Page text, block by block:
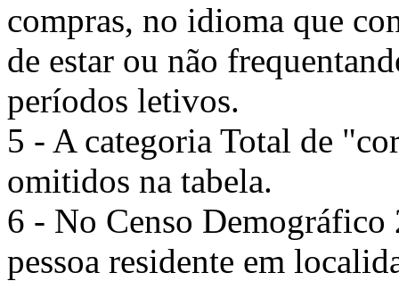
compras, no idioma que
de estar ou não
períodos letivos.
5 - A categoria Total de
omitidos na tabela.
6 - No Censo
pessoa residente em